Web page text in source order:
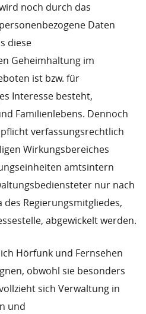
noch durch das
Daten
diese
Geheimhaltung im
ist bzw. für
Interesse besteht,
Familienlebens. Dennoch
verfassungsrechtlich
Wirkungsbereiches
amtsintern
nur nach
Regierungsmitgliedes,
abgewickelt werden.
Hörfunk und Fernsehen
obwohl sie besonders
sich Verwaltung in
und